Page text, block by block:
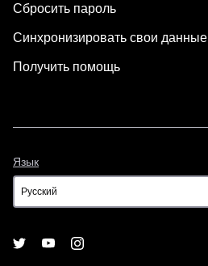
Сбросить пароль
Синхронизировать свои данные
Получить помощь
Язык